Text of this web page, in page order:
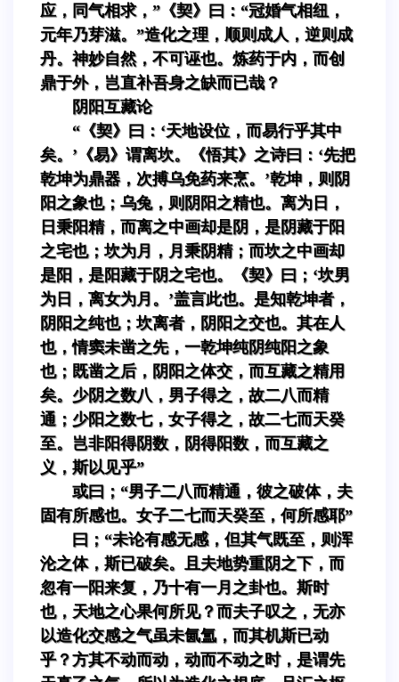
应，同气相求，”《契》曰：“冠婚气相纽，
元年乃芽滋。”造化之理，顺则成人，逆则成
丹。神妙自然，不可诬也。炼药于内，而创
鼎于外，岂直补吾身之缺而已哉？
阴阳互藏论
“《契》曰：‘天地设位，而易行乎其中
矣。’《易》谓离坎。《悟其》之诗曰：‘先把
乾坤为鼎器，次搏乌免药来烹。’乾坤，则阴
阳之象也；乌兔，则阴阳之精也。离为日，
日秉阳精，而离之中画却是阴，是阴藏于阳
之宅也；坎为月，月秉阴精；而坎之中画却
是阳，是阳藏于阴之宅也。《契》曰；‘坎男
为日，离女为月。’盖言此也。是知乾坤者，
阴阳之纯也；坎离者，阴阳之交也。其在人
也，情窦未凿之先，一乾坤纯阴纯阳之象
也；既凿之后，阴阳之体交，而互藏之精用
矣。少阴之数八，男子得之，故二八而精
通；少阳之数七，女子得之，故二七而天癸
至。岂非阳得阴数，阴得阳数，而互藏之
义，斯以见乎”
或曰；“男子二八而精通，彼之破体，夫
固有所感也。女子二七而天癸至，何所感耶”
曰；“未论有感无感，但其气既至，则浑
沦之体，斯已破矣。且夫地势重阴之下，而
忽有一阳来复，乃十有一月之卦也。斯时
也，天地之心果何所见？而夫子叹之，无亦
以造化交感之气虽未氤氲，而其机斯已动
乎？方其不动而动，动而不动之时，是谓先